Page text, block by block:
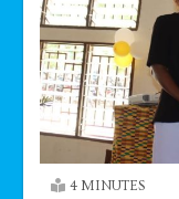
4 MINUTES